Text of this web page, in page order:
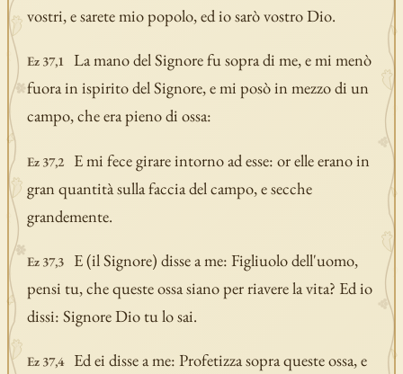
vostri, e sarete mio popolo, ed io sarò vostro Dio.
Ez 37,1
La mano del Signore fu sopra di me, e mi menò
fuora in ispirito del Signore, e mi posò in mezzo di un
campo, che era pieno di ossa:
Ez 37,2
E mi fece girare intorno ad esse: or elle erano in
gran quantità sulla faccia del campo, e secche
grandemente.
Ez 37,3
E (il Signore) disse a me: Figliuolo dell'uomo,
pensi tu, che queste ossa siano per riavere la vita? Ed io
dissi: Signore Dio tu lo sai.
Ez 37,4
Ed ei disse a me: Profetizza sopra queste ossa, e